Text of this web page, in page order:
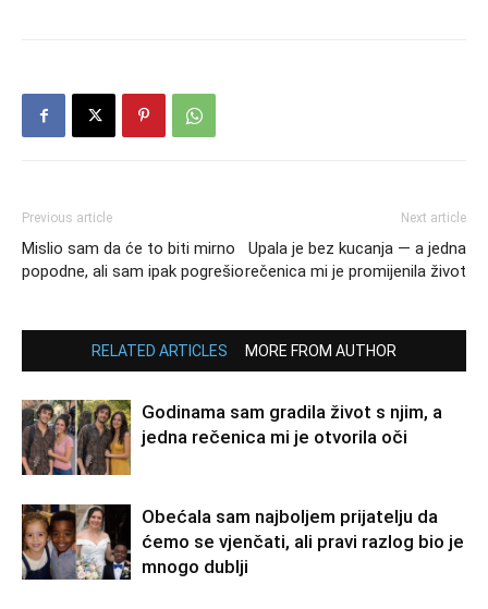
Previous article
Mislio sam da će to biti mirno
popodne, ali sam ipak pogrešio
Next article
Upala je bez kucanja — a jedna
rečenica mi je promijenila život
RELATED ARTICLES MORE FROM AUTHOR
Godinama sam gradila život s njim, a
jedna rečenica mi je otvorila oči
Obećala sam najboljem prijatelju da
ćemo se vjenčati, ali pravi razlog bio je
mnogo dublji